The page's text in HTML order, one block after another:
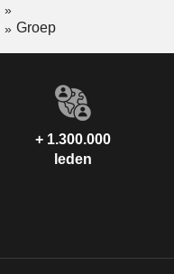
Groep
+ 1.300.000
leden